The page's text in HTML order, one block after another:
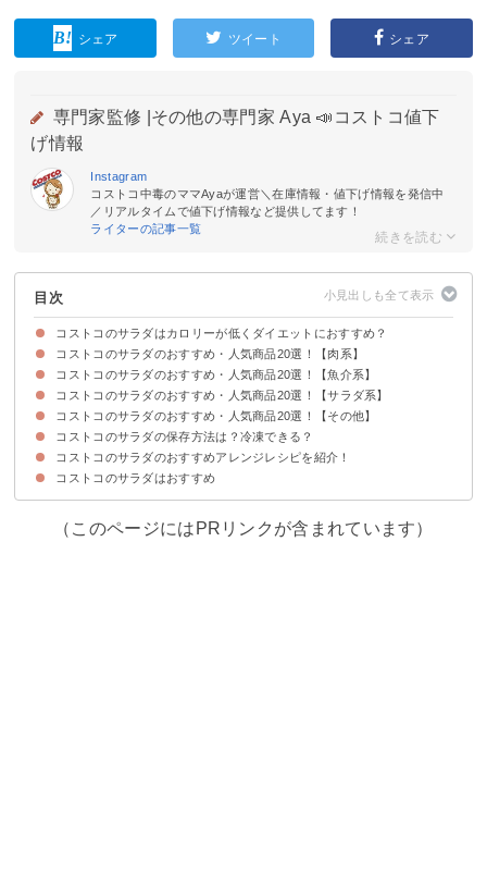
シェア ツイート シェア
専門家監修 | その他の専門家 Aya 📣コストコ値下
げ情報
Instagram
コストコ中毒のママAyaが運営＼在庫情報・値下げ情報を発信中
／リアルタイムで値下げ情報など提供してます！
ライターの記事一覧
目次
コストコのサラダはカロリーが低くダイエットにおすすめ？
コストコのサラダの値段・カロリーなどの基本情報
コストコのサラダのおすすめ・人気商品20選！【肉系】
①チキン＆ベーコンシーザーサラダ
②コーンビーフポテトサラダ
③黒毛和牛ローストビーフサラダ
④キヌアチキンサラダ
⑤クラシックベーコンシーザーサラダ
⑥ビーツ&チキンサラダ
コストコのサラダのおすすめ・人気商品20選！【魚介系】
①シュリンプ＆ホタテ チョレギサラダ
②ブンブンシュリンプサラダ
③ジャイアントクスクスタコサラダ
④シーサラダ
⑤マンゴー＆シュリンプアチャール
コストコのサラダのおすすめ・人気商品20選！【サラダ系】
①ジャーマンポテトサラダ
②ニース風サラダ
③オータムパンプキンサラダ
④彩りロメインレタスサラダ
コストコのサラダのおすすめ・人気商品20選！【その他】
①ファラフェルサラダ
②おからパウダー
③ヤムウンセン
④ヴィーガンキヌアサラダ
⑤イタリアンブッラータサラダ
コストコのサラダの保存方法は？冷凍できる？
コストコのサラダは保存容器で冷蔵保存しよう
コストコのサラダを冷凍保存にむいてない商品もあるため注意
コストコのサラダのおすすめアレンジレシピを紹介！
①サラダ春巻き
②チキンシーザーサラダサンド
③シーサラダを使った和風サラダ
④サラダ丼
コストコのサラダはおすすめ
（このページにはPRリンクが含まれています）